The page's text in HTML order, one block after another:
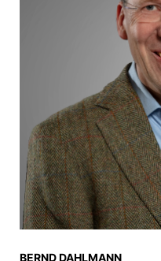
BERND DAHLMANN